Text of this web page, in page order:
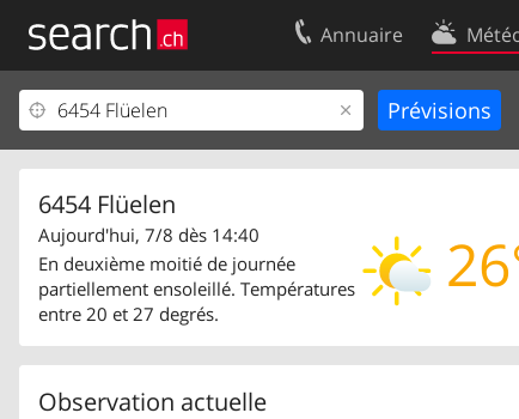
Annuaire
6454 Flüelen
Aujourd'hui, 7/8 dès 14:40
En deuxième moitié de journée
partiellement ensoleillé. Températures
entre 20 et 27 degrés.
Observation actuelle
Votre inscription
Centre clients
Mentions Légales
Contact